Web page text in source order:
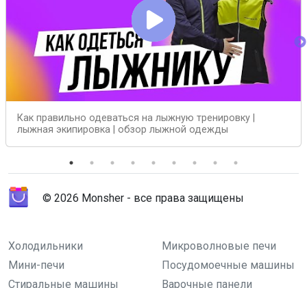
Как правильно одеваться на лыжную тренировку |
лыжная экипировка | обзор лыжной одежды
© 2026 Monsher - все права защищены
Холодильники
Микроволновые печи
Мини-печи
Посудомоечные машины
Стиральные машины
Варочные панели